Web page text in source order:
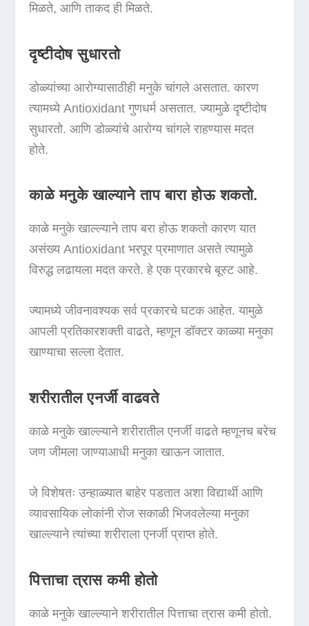
मिळते, आणि ताकद ही मिळते.
दृष्टीदोष सुधारतो
डोळ्यांच्या आरोग्यासाठीही मनुके चांगले असतात. कारण
त्यामध्ये Antioxidant गुणधर्म असतात. ज्यामुळे दृष्टीदोष
सुधारतो. आणि डोळ्यांचे आरोग्य चांगले राहण्यास मदत
होते.
काळे मनुकेखाल्याने ताप बारा होऊ शकतो.
काळे मनुके खाल्ल्याने ताप बरा होऊ शकतो कारण यात
असंख्य Antioxidant भरपूर प्रमाणात असते त्यामुळे
विरुद्ध लढायला मदत करते. हे एक प्रकारचे बूस्ट आहे.
ज्यामध्ये जीवनावश्यक सर्व प्रकारचे घटक आहेत. यामुळे
आपली प्रतिकारशक्ती वाढते, म्हणून डॉक्टर काळ्या मनुका
खाण्याचा सल्ला देतात.
शरीरातील एनर्जी वाढवते
काळे मनुके खाल्ल्याने शरीरातील एनर्जी वाढते म्हणूनच बरेच
जण जीमला जाण्याआधी मनुका खाऊन जातात.
जे विशेषतः उन्हाळ्यात बाहेर पडतात अशा विद्यार्थी आणि
व्यावसायिक लोकांनी रोज सकाळी भिजवलेल्या मनुका
खाल्ल्याने त्यांच्या शरीराला एनर्जी प्राप्त होते.
पित्ताचा त्रास कमी होतो
काळे मनुके खाल्ल्याने शरीरातील पित्ताचा त्रास कमी होतो.